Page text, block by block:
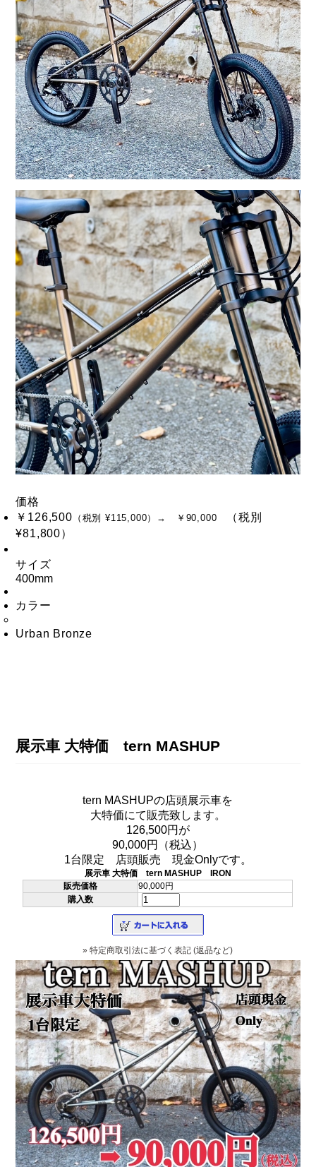
価格
￥126,500 （税別 ¥115,000）→ ￥90,000
（税別
¥81,800）
サイズ
400mm
カラー
Urban Bronze
展示車 大特価 tern MASHUP
tern MASHUPの店頭展示車を
大特価にて販売致します。
126,500円が
90,000円（税込）
1台限定 店頭販売 現金Onlyです。
展示車 大特価 tern MASHUP IRON
販売価格
90,000円
購入数
» 特定商取引法に基づく表記 (返品など)